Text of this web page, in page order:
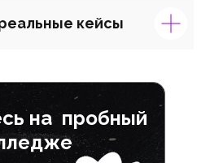
кейсы
на пробный